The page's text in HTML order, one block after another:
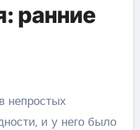
ранние
непростых
и у него было